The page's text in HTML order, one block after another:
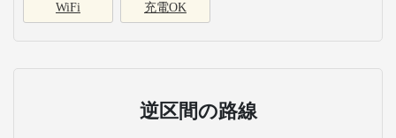
WiFi 充電OK
逆区間の路線